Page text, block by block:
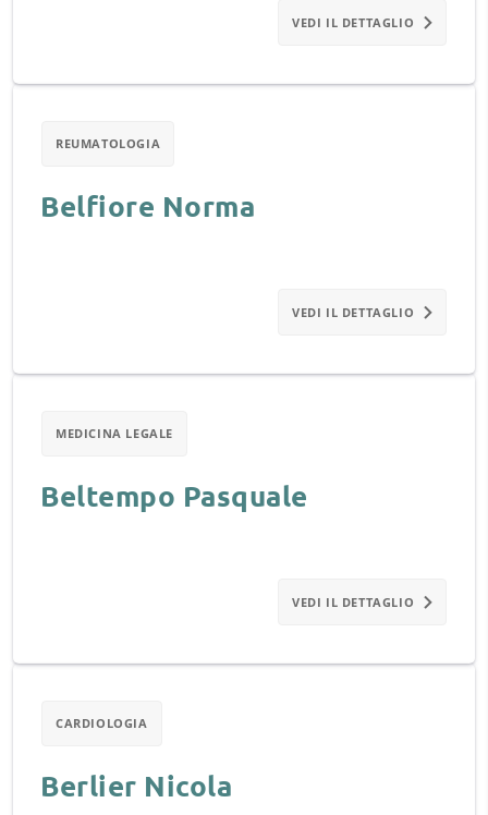
VEDI IL DETTAGLIO
REUMATOLOGIA
Belfiore Norma
VEDI IL DETTAGLIO
MEDICINA LEGALE
Beltempo Pasquale
VEDI IL DETTAGLIO
CARDIOLOGIA
Berlier Nicola